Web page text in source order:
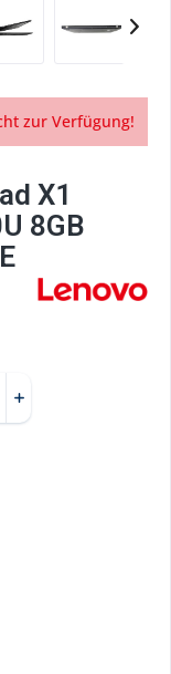
zur Verfügung!
X1
8GB